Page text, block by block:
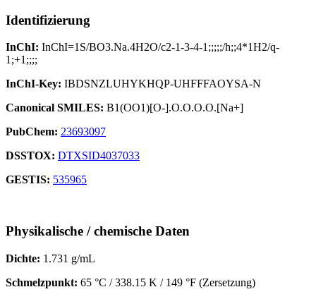
Identifizierung
InChI: InChI=1S/BO3.Na.4H2O/c2-1-3-4-1;;;;;/h;;4*1H2/q-
1;+1;;;;
InChI‑Key: IBDSNZLUHYKHQP-UHFFFAOYSA-N
Canonical SMILES: B1(OO1)[O-].O.O.O.O.[Na+]
PubChem: 23693097
DSSTOX: DTXSID4037033
GESTIS: 535965
Physikalische / chemische Daten
Dichte: 1.731 g/mL
Schmelzpunkt: 65 °C / 338.15 K / 149 °F (Zersetzung)